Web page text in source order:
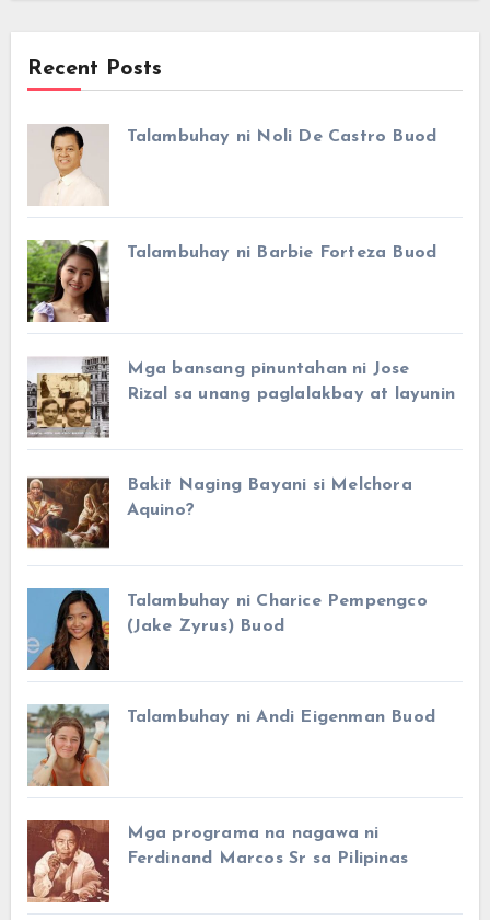
Recent Posts
Talambuhay ni Noli De Castro Buod
Talambuhay ni Barbie Forteza Buod
Mga bansang pinuntahan ni Jose
Rizal sa unang paglalakbay at layunin
Bakit Naging Bayani si Melchora
Aquino?
Talambuhay ni Charice Pempengco
(Jake Zyrus) Buod
Talambuhay ni Andi Eigenman Buod
Mga programa na nagawa ni
Ferdinand Marcos Sr sa Pilipinas